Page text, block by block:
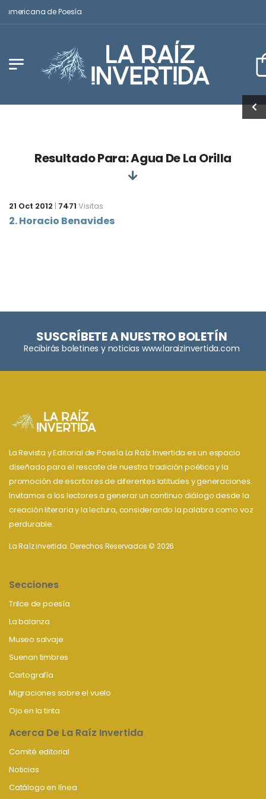
de Poesía
Resultado Para: Agua De La Orilla
21 Oct 2012 | 7471 Visitas
2. Horacio Benavides
SUSCRÍBETE A NUESTRO BOLETÍN
Recibirás boletines y noticias www.laraizinvertida.com
La Revista y Editorial de Poesía La Raíz Invertida es un espacio
diseñado para el rescate de nuestra tradición poética y la
promoción de escritores de diferentes latitudes y generaciones.
Invitamos a los lectores a generar un continuo diálogo desde la
creación literaria y la lectura, considerando la palabra como voz
perdurable.
La Raíz invertida. Derechos Reservados © 2026
Secciones
Trilce de poesía
La balanza
Museo salvaje
Suenan timbres
Cartografía
Migraciones sobre el vuelo
Ojo en la tinta
Acerca De La Raíz Invertida
Comité editorial
Noticias
Catálogo en línea